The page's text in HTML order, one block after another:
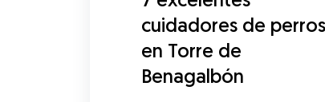
cuidadores de perros
en Torre de
Benagalbón